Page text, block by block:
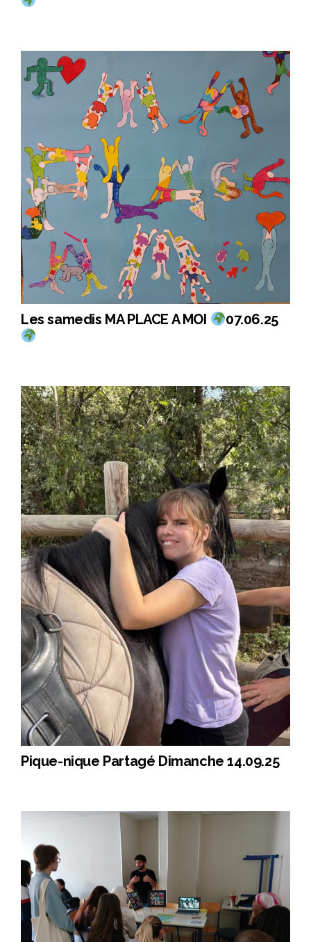
Les samedis MA PLACE A MOI 07.06.25
Pique-nique Partagé Dimanche 14.09.25